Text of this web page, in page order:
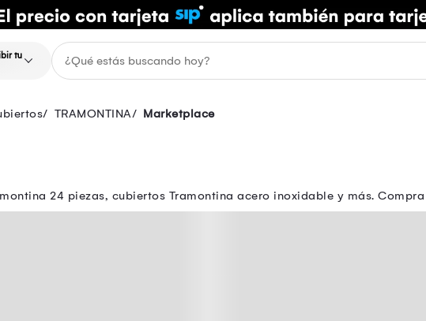
tu
TRAMONTINA Marketplace
24 piezas, cubiertos Tramontina acero inoxidable y más.